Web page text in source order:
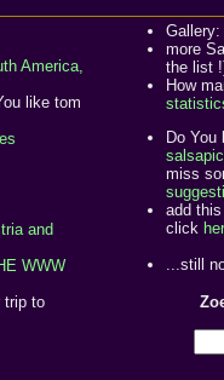
America,
like tom
and
WWW
to
Gallery:
more
the list
How
Do
miss
add
click
...still